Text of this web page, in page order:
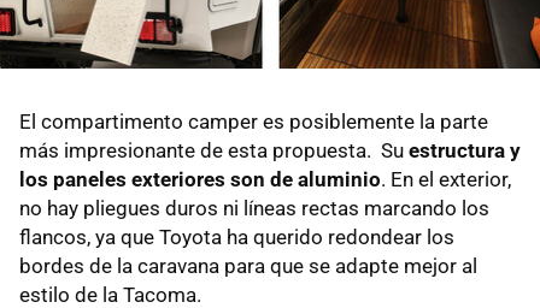
El compartimento camper es posiblemente la parte
más impresionante de esta propuesta. Su estructura y
los paneles exteriores son de aluminio. En el exterior,
no hay pliegues duros ni líneas rectas marcando los
flancos, ya que Toyota ha querido redondear los
bordes de la caravana para que se adapte mejor al
estilo de la Tacoma.